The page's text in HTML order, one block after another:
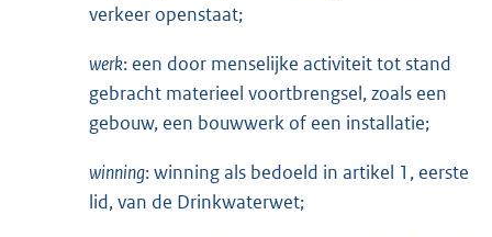
verkeer openstaat;
werk: een door menselijke activiteit tot stand
gebracht materieel voortbrengsel, zoals een
gebouw, een bouwwerk of een installatie;
winning: winning als bedoeld in artikel 1, eerste
lid, van de Drinkwaterwet;